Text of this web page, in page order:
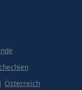
Österreich